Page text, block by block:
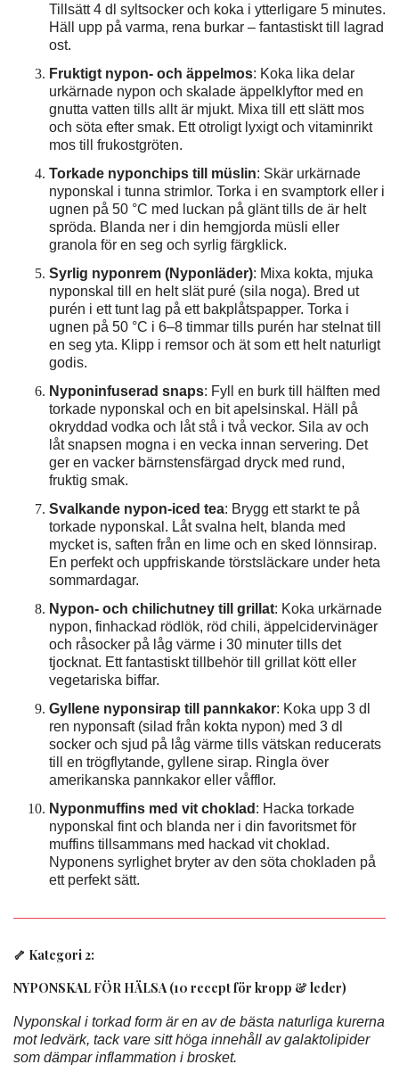
Tillsätt 4 dl syltsocker och koka i ytterligare 5 minutes.
Häll upp på varma, rena burkar – fantastiskt till lagrad
ost.
Fruktigt nypon- och äppelmos: Koka lika delar
urkärnade nypon och skalade äppelklyftor med en
gnutta vatten tills allt är mjukt. Mixa till ett slätt mos
och söta efter smak. Ett otroligt lyxigt och vitaminrikt
mos till frukostgröten.
Torkade nyponchips till müslin: Skär urkärnade
nyponskal i tunna strimlor. Torka i en svamptork eller i
ugnen på 50 °C med luckan på glänt tills de är helt
spröda. Blanda ner i din hemgjorda müsli eller
granola för en seg och syrlig färgklick.
Syrlig nyponrem (Nyponläder): Mixa kokta, mjuka
nyponskal till en helt slät puré (sila noga). Bred ut
purén i ett tunt lag på ett bakplåtspapper. Torka i
ugnen på 50 °C i 6–8 timmar tills purén har stelnat till
en seg yta. Klipp i remsor och ät som ett helt naturligt
godis.
Nyponinfuserad snaps: Fyll en burk till hälften med
torkade nyponskal och en bit apelsinskal. Häll på
okryddad vodka och låt stå i två veckor. Sila av och
låt snapsen mogna i en vecka innan servering. Det
ger en vacker bärnstensfärgad dryck med rund,
fruktig smak.
Svalkande nypon-iced tea: Brygg ett starkt te på
torkade nyponskal. Låt svalna helt, blanda med
mycket is, saften från en lime och en sked lönnsirap.
En perfekt och uppfriskande törstsläckare under heta
sommardagar.
Nypon- och chilichutney till grillat: Koka urkärnade
nypon, finhackad rödlök, röd chili, äppelcidervinäger
och råsocker på låg värme i 30 minuter tills det
tjocknat. Ett fantastiskt tillbehör till grillat kött eller
vegetariska biffar.
Gyllene nyponsirap till pannkakor: Koka upp 3 dl
ren nyponsaft (silad från kokta nypon) med 3 dl
socker och sjud på låg värme tills vätskan reducerats
till en trögflytande, gyllene sirap. Ringla över
amerikanska pannkakor eller våfflor.
Nyponmuffins med vit choklad : Hacka torkade
nyponskal fint och blanda ner i din favoritsmet för
muffins tillsammans med hackad vit choklad.
Nyponens syrlighet bryter av den söta chokladen på
ett perfekt sätt.
🦴 Kategori 2:
NYPONSKAL FÖR HÄLSA (10 recept för kropp & leder)
Nyponskal i torkad form är en av de bästa naturliga kurerna
mot ledvärk, tack vare sitt höga innehåll av galaktolipider
som dämpar inflammation i brosket.